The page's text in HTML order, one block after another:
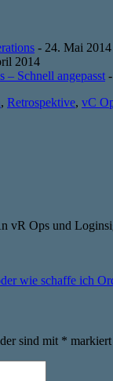
- 24. Mai 2014
2014
Schnell angepasst
, Retrospektive, vC
vR Ops und
wie schaffe ich
sind mit * markiert